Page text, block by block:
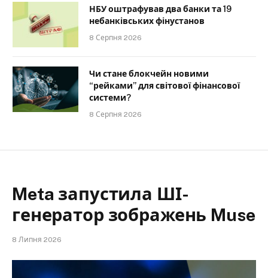
НБУ оштрафував два банки та 19
небанківських фінустанов
8 Серпня 2026
Чи стане блокчейн новими
“рейками” для світової фінансової
системи?
8 Серпня 2026
Meta запустила ШІ-
генератор зображень Muse
8 Липня 2026